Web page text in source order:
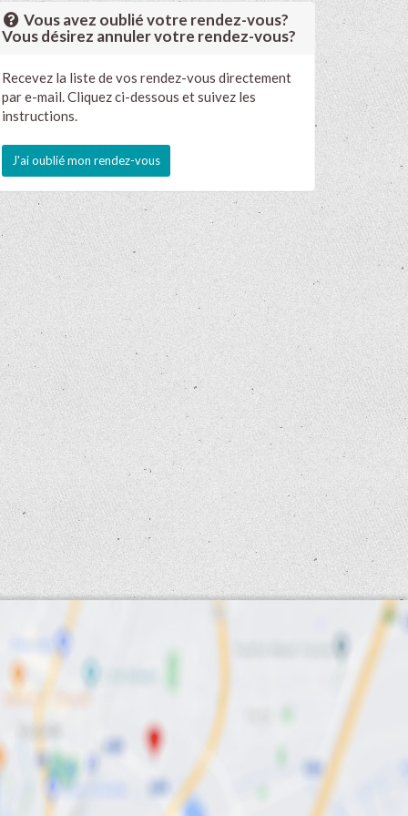
Vous avez oublié votre rendez-vous?
Vous désirez annuler votre rendez-vous?
Recevez la liste de vos rendez-vous directement
par e-mail. Cliquez ci-dessous et suivez les
instructions.
J'ai oublié mon rendez-vous